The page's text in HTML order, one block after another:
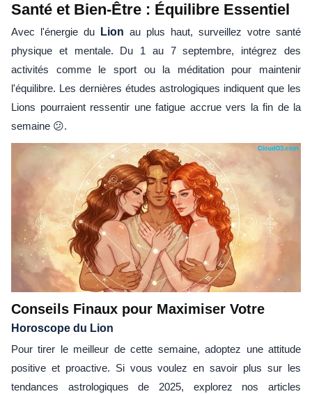
Santé et Bien-Être : Équilibre Essentiel
Avec l'énergie du Lion au plus haut, surveillez votre santé
physique et mentale. Du 1 au 7 septembre, intégrez des
activités comme le sport ou la méditation pour maintenir
l'équilibre. Les dernières études astrologiques indiquent que les
Lions pourraient ressentir une fatigue accrue vers la fin de la
semaine 😕.
Conseils Finaux pour Maximiser Votre
Horoscope du Lion
Pour tirer le meilleur de cette semaine, adoptez une attitude
positive et proactive. Si vous voulez en savoir plus sur les
tendances astrologiques de 2025, explorez nos articles